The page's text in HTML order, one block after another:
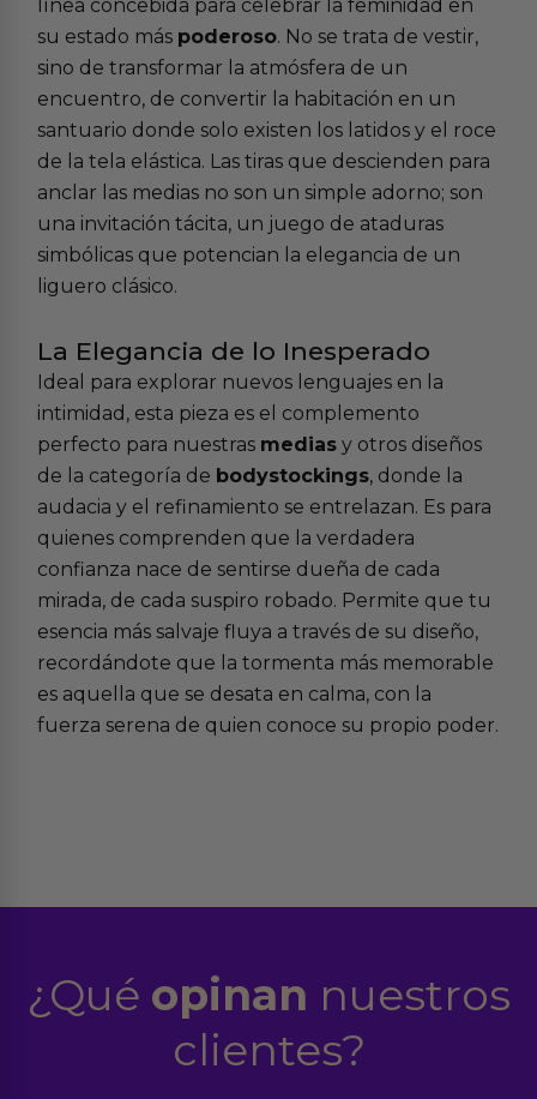
línea concebida para celebrar la feminidad en
su estado más poderoso. No se trata de vestir,
sino de transformar la atmósfera de un
encuentro, de convertir la habitación en un
santuario donde solo existen los latidos y el roce
de la tela elástica. Las tiras que descienden para
anclar las medias no son un simple adorno; son
una invitación tácita, un juego de ataduras
simbólicas que potencian la elegancia de un
liguero clásico.
La Elegancia de lo Inesperado
Ideal para explorar nuevos lenguajes en la
intimidad, esta pieza es el complemento
perfecto para nuestras medias y otros diseños
de la categoría de bodystockings, donde la
audacia y el refinamiento se entrelazan. Es para
quienes comprenden que la verdadera
confianza nace de sentirse dueña de cada
mirada, de cada suspiro robado. Permite que tu
esencia más salvaje fluya a través de su diseño,
recordándote que la tormenta más memorable
es aquella que se desata en calma, con la
fuerza serena de quien conoce su propio poder.
¿Qué opinan nuestros
clientes?